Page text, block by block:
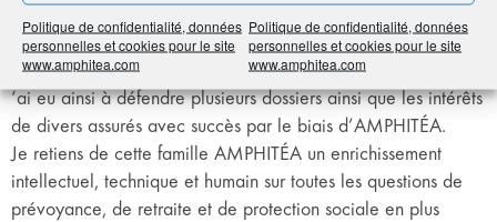
Politique de confidentialité, données
personnelles et cookies pour le site
www.amphitea.com
Politique de confidentialité, données
personnelles et cookies pour le site
www.amphitea.com
que les territoires et régions d’Outre-mer soient reconnus et
entendus. J
‘ai eu ainsi à défendre plusieurs dossiers ainsi que les intérêts
de divers assurés avec succès par le biais d’AMPHITÉA.
Je retiens de cette famille AMPHITÉA un enrichissement
intellectuel, technique et humain sur toutes les questions de
prévoyance, de retraite et de protection sociale en plus